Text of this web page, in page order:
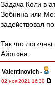
Задача Коли в
Зобнина или
задействовал
Так что логичны
Айртона.
Valentinovich -
02 ноя 2021 16:30